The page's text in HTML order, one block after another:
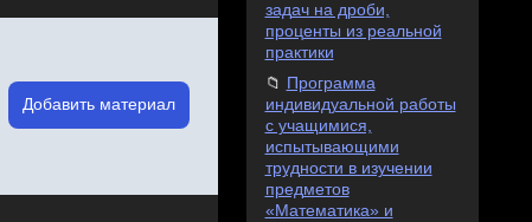
Добавить материал
задач на дроби,
проценты из реальной
практики
Программа
индивидуальной работы
с учащимися,
испытывающими
трудности в изучении
предметов
«Математика» и